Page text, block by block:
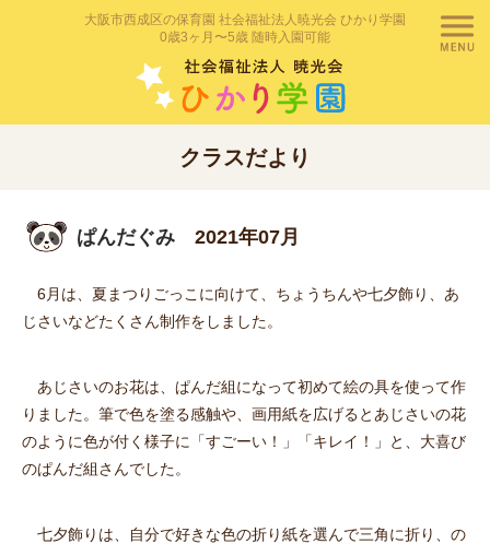
大阪市西成区の保育園 社会福祉法人暁光会 ひかり学園
0歳3ヶ月〜5歳 随時入園可能
クラスだより
ぱんだぐみ 2021年07月
6月は、夏まつりごっこに向けて、ちょうちんや七夕飾り、あ
じさいなどたくさん制作をしました。
あじさいのお花は、ぱんだ組になって初めて絵の具を使って作
りました。筆で色を塗る感触や、画用紙を広げるとあじさいの花
のように色が付く様子に「すごーい！」「キレイ！」と、大喜び
のぱんだ組さんでした。
七夕飾りは、自分で好きな色の折り紙を選んで三角に折り、の